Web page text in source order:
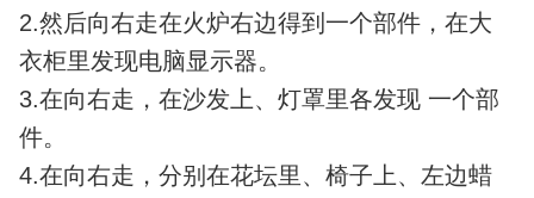
2.然后向右走在火炉右边得到一个部件，在大
衣柜里发现电脑显示器。
3.在向右走，在沙发上、灯罩里各发现 一个部
件。
4.在向右走，分别在花坛里、椅子上、左边蜡